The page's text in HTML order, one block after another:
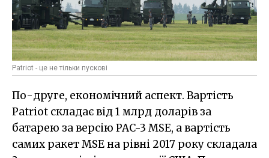
Patriot - це не тільки пускові
По-друге, економічний аспект. Вартість
Patriot складає від 1 млрд доларів за
батарею за версію PAC-3 MSE, а вартість
самих ракет MSE на рівні 2017 року складала